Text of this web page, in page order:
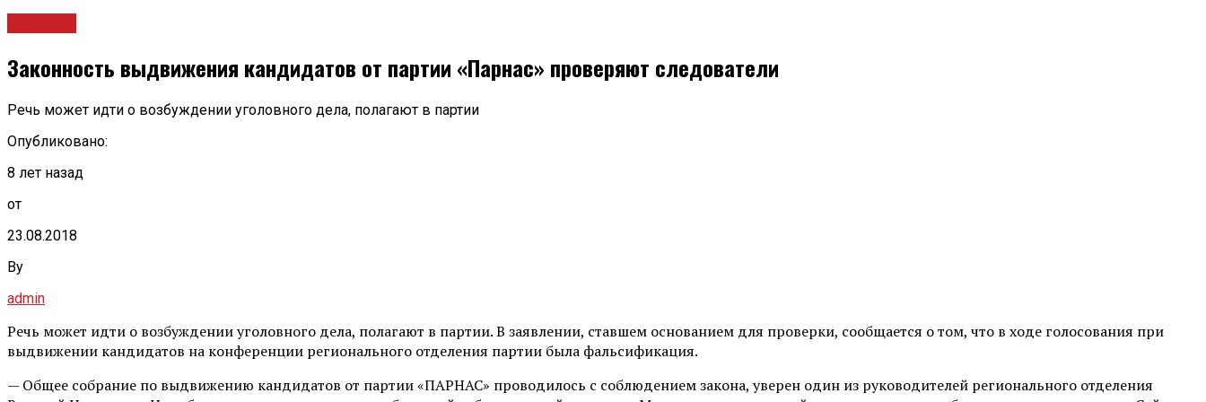
Законность выдвижения кандидатов от партии «Парнас» проверяют следователи
Речь может идти о возбуждении уголовного дела, полагают в партии
Опубликовано:
8 лет назад
от
23.08.2018
By
admin
Речь может идти о возбуждении уголовного дела, полагают в партии. В заявлении, ставшем основанием для проверки, сообщается о том, что в ходе голосования при
выдвижении кандидатов на конференции регионального отделения партии была фальсификация.
— Общее собрание по выдвижению кандидатов от партии «ПАРНАС» проводилось с соблюдением закона, уверен один из руководителей регионального отделения